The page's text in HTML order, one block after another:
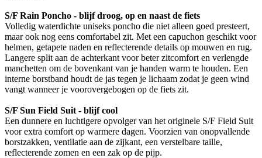
S/F Rain Poncho - blijf droog, op en naast de fiets
Volledig waterdichte uniseks poncho die niet alleen goed presteert,
maar ook nog eens comfortabel zit. Met een capuchon geschikt voor
helmen, getapete naden en reflecterende details op mouwen en rug.
Langere split aan de achterkant voor beter zitcomfort en verlengde
manchetten om de bovenkant van je handen warm te houden. Een
interne borstband houdt de jas tegen je lichaam zodat je geen wind
vangt wanneer je voorovergebogen op de fiets zit.
S/F Sun Field Suit - blijf cool
Een dunnere en luchtigere opvolger van het originele S/F Field Suit
voor extra comfort op warmere dagen. Voorzien van onopvallende
borstzakken, ventilatie aan de zijkant, een verstelbare taille,
reflecterende zomen en een zak op de pijp.